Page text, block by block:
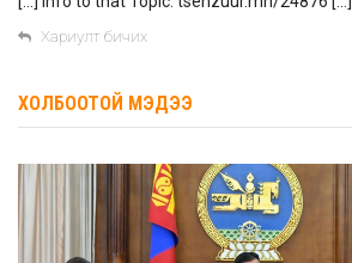
Хариулт бичих
ХОЛБООТОЙ МЭДЭЭ